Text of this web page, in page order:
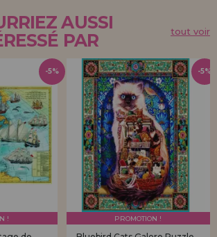
AUSSI
PAR
tout voir
!
-5%
PROMOTION !
-5%